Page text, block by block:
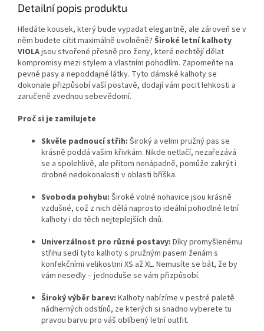
Detailní popis produktu
Hledáte kousek, který bude vypadat elegantně, ale zároveň se v
něm budete cítit maximálně uvolněně? Široké letní kalhoty
VIOLAjsou stvořené přesně pro ženy, které nechtějí dělat
kompromisy mezi stylem a vlastním pohodlím. Zapomeňte na
pevné pasy a nepoddajné látky. Tyto dámské kalhoty se
dokonale přizpůsobí vaší postavě, dodají vám pocit lehkosti a
zaručeně zvednou sebevědomí.
Proč si je zamilujete
Skvěle padnoucí střih: Široký a velmi pružný pas se
krásně poddá vašim křivkám. Nikde netlačí, nezařezává
se a spolehlivě, ale přitom nenápadně, pomůže zakrýt i
drobné nedokonalosti v oblasti bříška.
Svoboda pohybu: Široké volné nohavice jsou krásně
vzdušné, což z nich dělá naprosto ideální pohodlné letní
kalhoty i do těch nejteplejších dnů.
Univerzálnost pro různé postavy: Díky promyšlenému
střihu sedí tyto kalhoty s pružným pasem ženám s
konfekčními velikostmi XS až XL. Nemusíte se bát, že by
vám nesedly – jednoduše se vám přizpůsobí.
Široký výběr barev: Kalhoty nabízíme v pestré paletě
nádherných odstínů, ze kterých si snadno vyberete tu
pravou barvu pro váš oblíbený letní outfit.